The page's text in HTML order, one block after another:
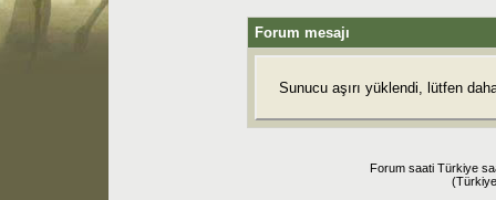
Forum mesajı
Sunucu aşırı yüklendi, lütfen
Forum saati Türkiye